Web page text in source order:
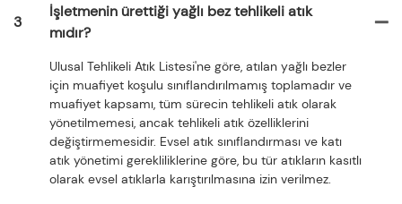
3
İşletmenin ürettiği yağlı bez tehlikeli atık
mıdır?
Ulusal Tehlikeli Atık Listesi'ne göre, atılan yağlı bezler
için muafiyet koşulu sınıflandırılmamış toplamadır ve
muafiyet kapsamı, tüm sürecin tehlikeli atık olarak
yönetilmemesi, ancak tehlikeli atık özelliklerini
değiştirmemesidir. Evsel atık sınıflandırması ve katı
atık yönetimi gerekliliklerine göre, bu tür atıkların kasıtlı
olarak evsel atıklarla karıştırılmasına izin verilmez.